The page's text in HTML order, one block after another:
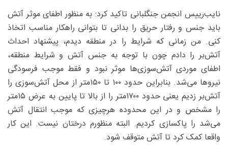
نایب‌رییس انجمن جنگلبانی تاکید کرد: به منظور اطفای موثر آتش
باید جنس و رفتار حریق را بدانی تا بتوانی راهکار مناسب اتخاذ
کنی. من زمانی که شرایط را در منطقه دیدم، پیشنهاد احداث
آتش‌بر را دادم چون با توجه به جنس آتش و شرایط منطقه،
اطفای موردی آتش‌سوزی‌ها موثر نبود و فقط موجب فرسودگی
نیروها می‌شد. بنابراین حدود ۱۰۰ تا ۱۵۰متر از محل آتش‌سوزی را
آتش‌بر زدیم یعنی حدود ۱۷۰۰متر را از بالا تا پایین به عرض ۱۵متر
را مشخص و در این محدوده هرچیزی که موجب انتقال آتش
می‌شد را پاکسازی کردیم. البته منظورم درختان نیست. این کار
واقعا کمک کرد تا آتش متوقف شود.